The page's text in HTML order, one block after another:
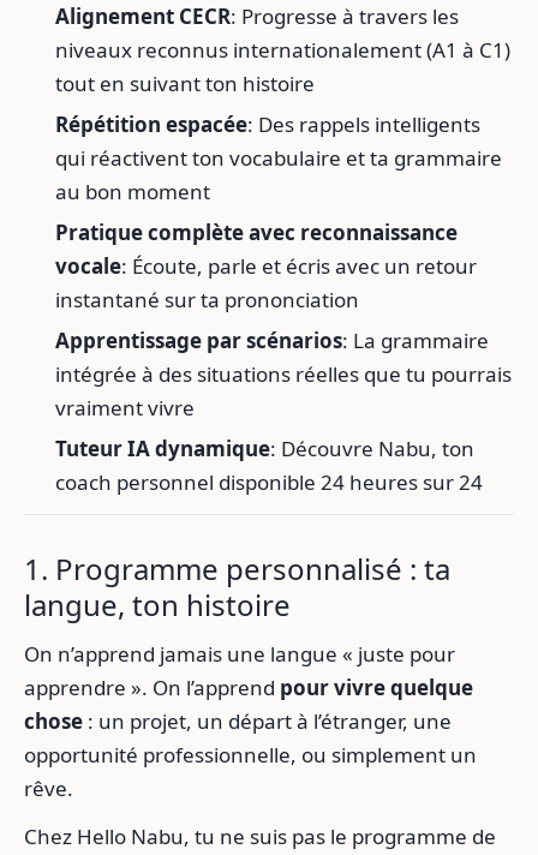
Alignement CECR: Progresse à travers les
niveaux reconnus internationalement (A1 à C1)
tout en suivant ton histoire
Répétition espacée: Des rappels intelligents
qui réactivent ton vocabulaire et ta grammaire
au bon moment
Pratique complète avec reconnaissance
vocale: Écoute, parle et écris avec un retour
instantané sur ta prononciation
Apprentissage par scénarios: La grammaire
intégrée à des situations réelles que tu pourrais
vraiment vivre
Tuteur IA dynamique: Découvre Nabu, ton
coach personnel disponible 24 heures sur 24
1. Programme personnalisé : ta
langue, ton histoire
On n’apprend jamais une langue « juste pour
apprendre ». On l’apprend pour vivre quelque
chose : un projet, un départ à l’étranger, une
opportunité professionnelle, ou simplement un
rêve.
Chez Hello Nabu, tu ne suis pas le programme de